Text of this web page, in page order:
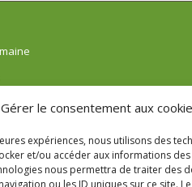
Gérer le consentement aux
expériences, nous utilisons des
et/ou accéder aux informations
nous permettra de traiter des
ou les ID uniques sur ce site.